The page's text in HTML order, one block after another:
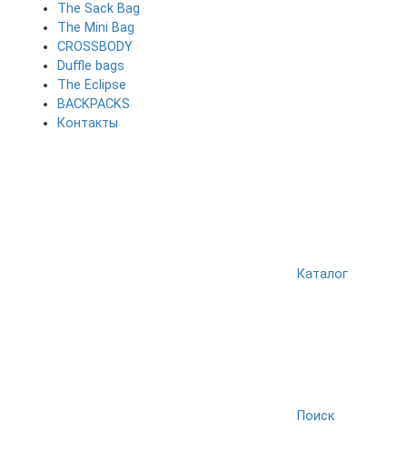
The Sack Bag
The Mini Bag
CROSSBODY
Duffle bags
The Eclipse
BACKPACKS
Контакты
Каталог
Поиск